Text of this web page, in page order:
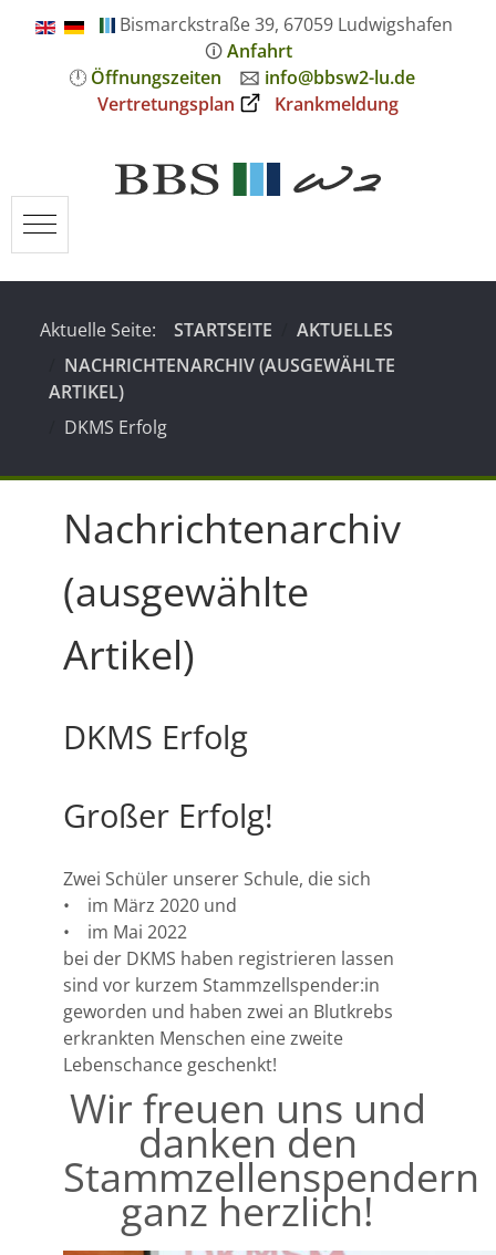
Bismarckstraße 39, 67059 Ludwigshafen
🛈Anfahrt
🕛 Öffnungszeiten 🖂 info@bbsw2-lu.de
Vertretungsplan
Krankmeldung
Mobile Menu Toggle
Aktuelle Seite: STARTSEITE
AKTUELLES
NACHRICHTENARCHIV (AUSGEWÄHLTE
ARTIKEL)
DKMS Erfolg
Nachrichtenarchiv
(ausgewählte
Artikel)
DKMS Erfolg
Großer Erfolg!
Zwei Schüler unserer Schule, die sich
• im März 2020 und
• im Mai 2022
bei der DKMS haben registrieren lassen
sind vor kurzem Stammzellspender:in
geworden und haben zwei an Blutkrebs
erkrankten Menschen eine zweite
Lebenschance geschenkt!
Wir freuen uns und
danken den
Stammzellenspendern
ganz herzlich!